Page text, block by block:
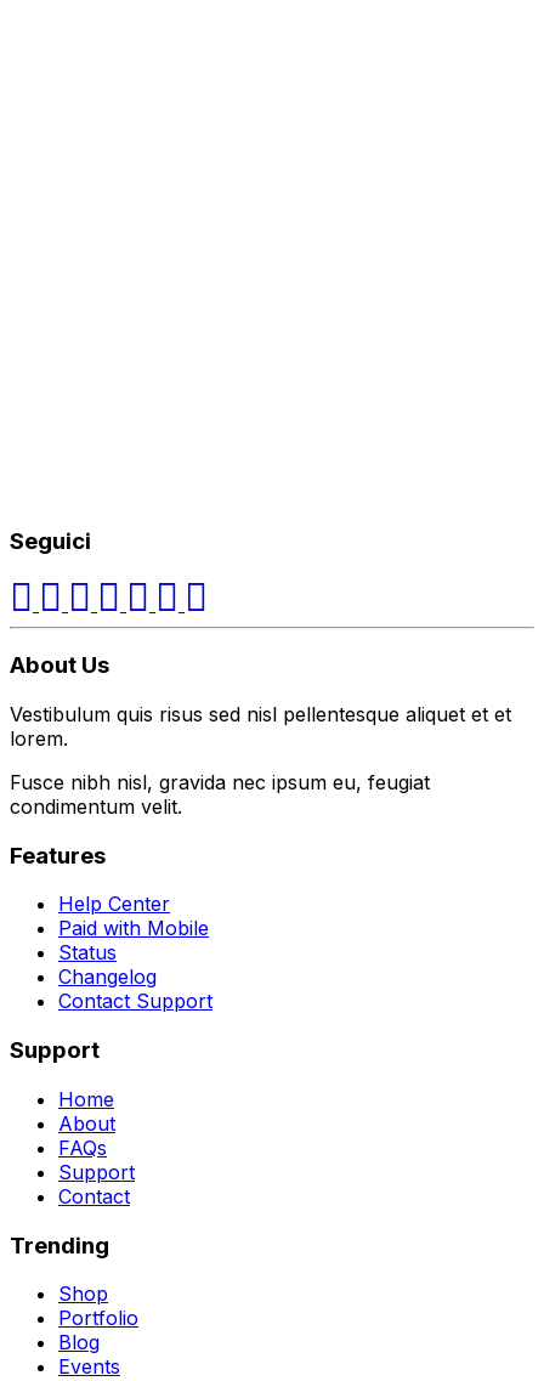
Seguici
About Us
Vestibulum quis risus sed nisl pellentesque aliquet et et
lorem.
Fusce nibh nisl, gravida nec ipsum eu, feugiat
condimentum velit.
Features
Help Center
Paid with Mobile
Status
Changelog
Contact Support
Support
Home
About
FAQs
Support
Contact
Trending
Shop
Portfolio
Blog
Events